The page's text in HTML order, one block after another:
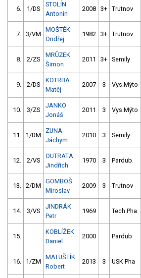
6. 1/DS
STOLÍN
Antonín
2008 3+ Trutnov
7. 3/VM
MOŠTĚK
Ondřej
1982 3+ Trutnov
8. 2/ZS
MRŮZEK
Šimon
2011 3+ Semily
9. 2/DS
KOTRBA
Matěj
2007 3 Vys.Mýto
10. 3/ZS
JANKO
Jonáš
2011 3 Vys.Mýto
11. 1/DM
ZUNA
Jáchym
2010 3 Semily
12. 2/VS
OUTRATA
Jindřich
1970 3 Pardub.
13. 2/DM
GOMBOŠ
Miroslav
2009 3 Trutnov
14. 3/VS
JINDRÁK
Petr
1969 Tech.Pha
15.
KOBLÍŽEK
Daniel
2000 Pardub.
16. 1/ZM
MATUŠTÍK
Robert
2013 3 USK Pha